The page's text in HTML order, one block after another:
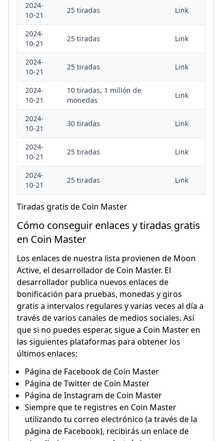
2024-
10-21
25 tiradas Link
2024-
10-21
25 tiradas Link
2024-
10-21
25 tiradas Link
2024-
10-21
10 tiradas, 1 millón de
monedas
Link
2024-
10-21
30 tiradas Link
2024-
10-21
25 tiradas Link
2024-
10-21
25 tiradas Link
Tiradas gratis de Coin Master
Cómo conseguir enlaces y tiradas gratis
en Coin Master
Los enlaces de nuestra lista provienen de Moon
Active, el desarrollador de Coin Master. El
desarrollador publica nuevos enlaces de
bonificación para pruebas, monedas y giros
gratis a intervalos regulares y varias veces al día a
través de varios canales de medios sociales. Así
que si no puedes esperar, sigue a Coin Master en
las siguientes plataformas para obtener los
últimos enlaces:
Página de Facebook de Coin Master
Página de Twitter de Coin Master
Página de Instagram de Coin Master
Siempre que te registres en Coin Master
utilizando tu correo electrónico (a través de la
página de Facebook), recibirás un enlace de